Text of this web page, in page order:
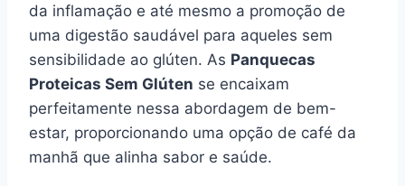
da inflamação e até mesmo a promoção de
uma digestão saudável para aqueles sem
sensibilidade ao glúten. As Panquecas
Proteicas Sem Glúten se encaixam
perfeitamente nessa abordagem de bem-
estar, proporcionando uma opção de café da
manhã que alinha sabor e saúde.